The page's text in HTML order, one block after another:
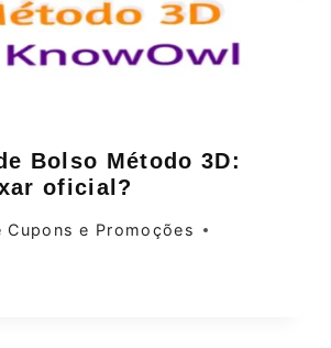
Bolso Método 3D:
oficial?
Cupons e Promoções